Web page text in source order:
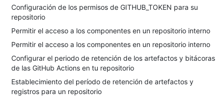
Configuración de los permisos de GITHUB_TOKEN para su
repositorio
Permitir el acceso a los componentes en un repositorio interno
Permitir el acceso a los componentes en un repositorio interno
Configurar el periodo de retención de los artefactos y bitácoras
de las GitHub Actions en tu repositorio
Establecimiento del período de retención de artefactos y
registros para un repositorio